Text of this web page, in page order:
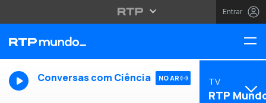
Entrar
Conversas com Ciência NO AR TV
RTP